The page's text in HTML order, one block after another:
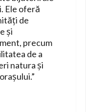
Ele oferă
de
și
precum
de a
natura și